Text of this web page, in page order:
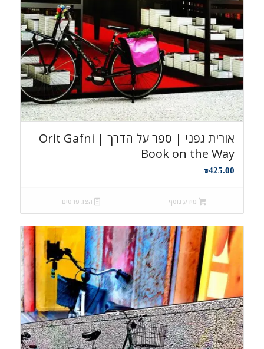
אורית גפני | ספר על הדרך Orit Gafni |
Book on the Way
₪425.00
מידע נוסף הצג פרטים